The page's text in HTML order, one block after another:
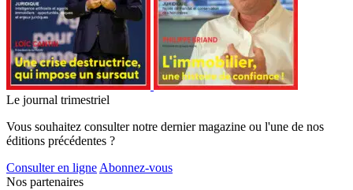
Le journal trimestriel
Vous souhaitez consulter notre dernier magazine ou l'une de nos
éditions précédentes ?
Consulter en ligne Abonnez-vous
Nos partenaires